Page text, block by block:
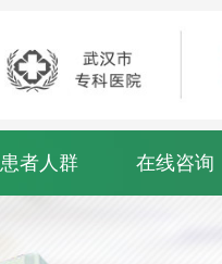
患者人群 在线咨询